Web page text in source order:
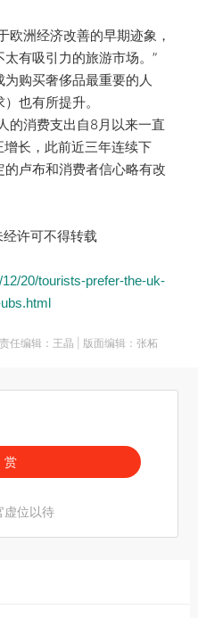
洲经济改善的早期迹象，
有吸引力的旅游市场。”
购买奢侈品最重要的人
也有所提升。
消费支出自8月以来一直
长，此前近三年连续下
卢布和消费者信心略有改
许可不得转载
20/tourists-prefer-the-uk-
责任编辑：王晶 | 版面编辑：张柘
虚位以待